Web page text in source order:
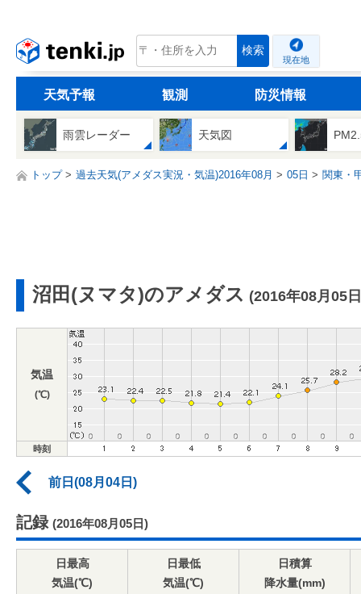
tenki.jp 検索
現在地
天気予報 観測 防災情報
雨雲レーダー 天気図
トップ 過去天気(アメダス実況・気温)2016年08月 05日 関東・
沼田(ヌマタ)のアメダス (2016年08月05
気温
(℃)
時刻
前日(08月04日)
記録 (2016年08月05日)
日最高
気温(℃)
日最低
気温(℃)
日積算
降水量(mm)